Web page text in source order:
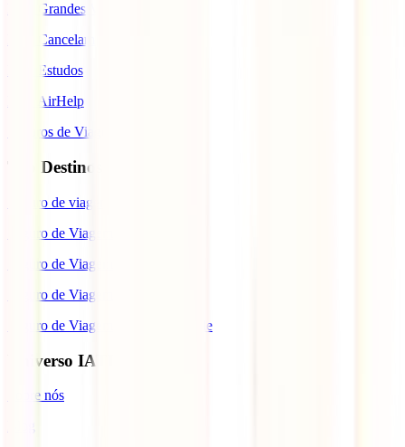
IATI Grandes Viajantes
IATI Cancelamento Premium
IATI Estudos
IATI AirHelp
Seguros de Viagem
Top Destinos
Seguro de viagem para o Japão
Seguro de Viagem para os EUA
Seguro de Viagem para o Brasil
Seguro de Viagem para Tailândia
Seguro de Viagem para Cabo Verde
Universo IATI
Sobre nós